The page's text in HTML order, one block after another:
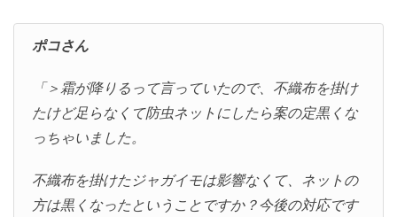
ポコさん
「＞霜が降りるって言っていたので、不織布を掛け
たけど足らなくて防虫ネットにしたら案の定黒くな
っちゃいました。
不織布を掛けたジャガイモは影響なくて、ネットの
方は黒くなったということですか？今後の対応です